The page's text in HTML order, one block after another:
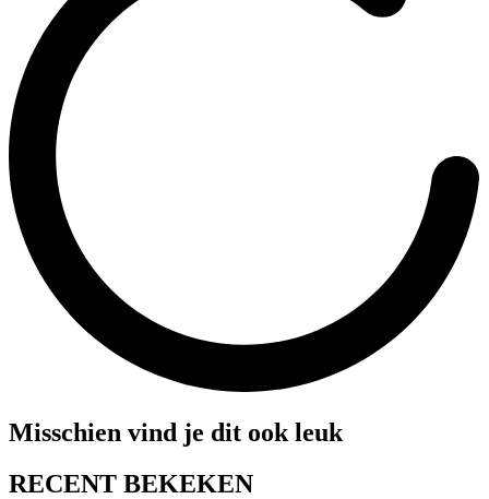
Misschien vind je dit ook leuk
RECENT BEKEKEN